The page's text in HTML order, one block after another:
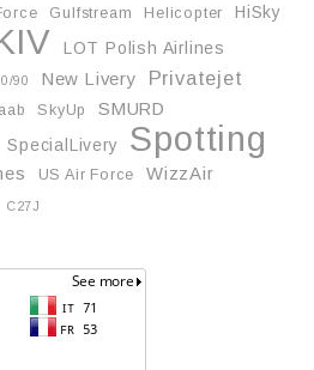
Gulfstream Helicopter HiSky
LOT Polish Airlines
90 New Livery Privatejet
SkyUp
SMURD
SpecialLivery Spotting
US Air Force
WizzAir
С27J